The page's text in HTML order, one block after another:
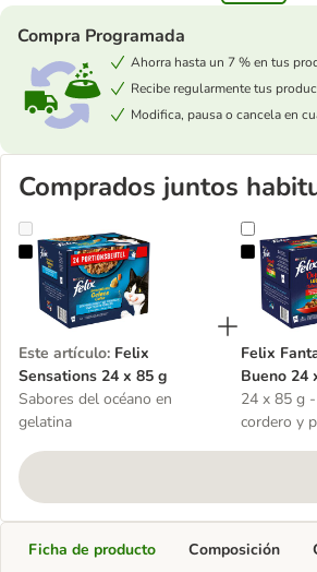
Compra Programada
Ahorra hasta un 7 % en tus
Recibe regularmente tus
Modifica, pausa o cancela en
Comprados juntos
Felix Sensations 24 x 85 g
Este artículo: Felix
Sensations 24 x 85 g
Sabores del océano en
gelatina
Felix
Felix
Bueno 24
24 x 85 g
cordero y
Ficha de producto Composición